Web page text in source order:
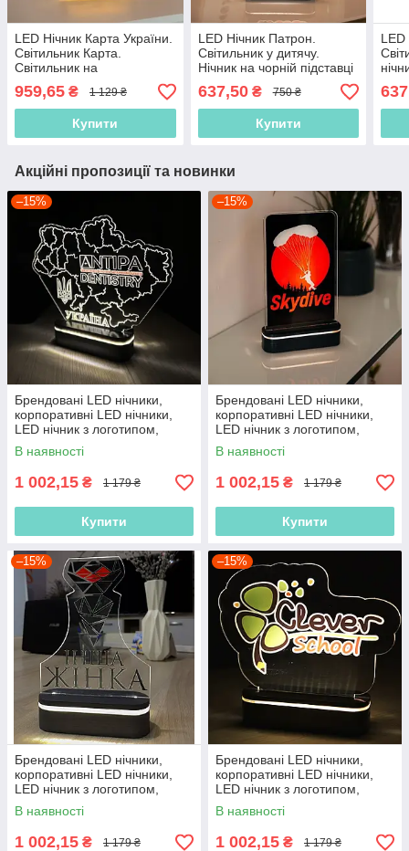
LED Нічник Карта України.
Світильник Карта.
Світильник на
акумуляторі.
959,65 ₴ 1 129 ₴
Купити
LED Нічник Патрон.
Світильник у дитячу.
Нічник на чорній підставці
637,50₴ 750 ₴
Купити
LED
Акційні пропозиції та новинки
–15%
Брендовані LED нічники,
корпоративні LED нічники,
LED нічник з логотипом,
нічник з акумулятором
В наявності
1 002,15 ₴ 1 179 ₴
Купити
–15%
Брендовані LED нічники,
корпоративні LED нічники,
LED нічник з логотипом,
нічник з акумулятором
В наявності
1 002,15 ₴ 1 179 ₴
Купити
–15%
Брендовані LED нічники,
корпоративні LED нічники,
LED нічник з логотипом,
нічник з акумулятором
В наявності
1 002,15 ₴ 1 179 ₴
–15%
Брендовані LED нічники,
корпоративні LED нічники,
LED нічник з логотипом,
нічник з акумулятором
В наявності
1 002,15 ₴ 1 179 ₴